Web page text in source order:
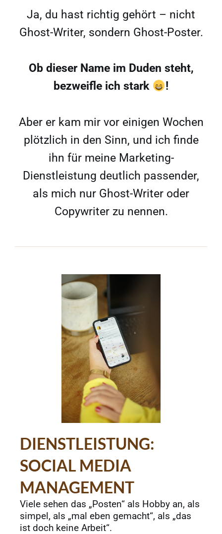
Ja, du hast richtig gehört – nicht
Ghost-Writer, sondern Ghost-Poster.
Ob dieser Name im Duden steht,
bezweifle ich stark
!
Aber er kam mir vor einigen Wochen
plötzlich in den Sinn, und ich finde
ihn für meine Marketing-
Dienstleistung deutlich passender,
als mich nur Ghost-Writer oder
Copywriter zu nennen.
DIENSTLEISTUNG:
SOCIAL MEDIA
MANAGEMENT
Viele sehen das „Posten“ als Hobby an, als
simpel, als „mal eben gemacht“, als „das
ist doch keine Arbeit“.